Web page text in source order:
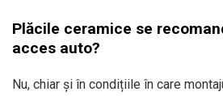
Plăcile ceramice se
acces auto?
Nu, chiar și în condițiile în care